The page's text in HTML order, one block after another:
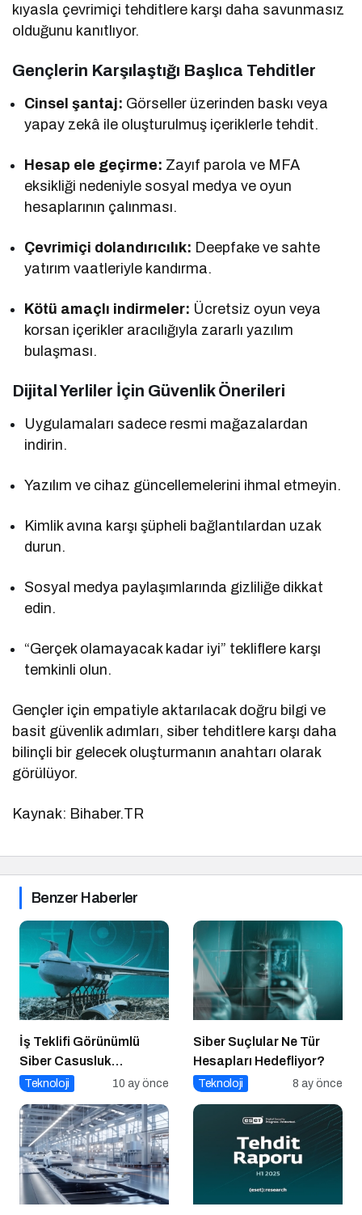
kıyasla çevrimiçi tehditlere karşı daha savunmasız
olduğunu kanıtlıyor.
Gençlerin Karşılaştığı Başlıca Tehditler
Cinsel şantaj: Görseller üzerinden baskı veya
yapay zekâ ile oluşturulmuş içeriklerle tehdit.
Hesap ele geçirme: Zayıf parola ve MFA
eksikliği nedeniyle sosyal medya ve oyun
hesaplarının çalınması.
Çevrimiçi dolandırıcılık: Deepfake ve sahte
yatırım vaatleriyle kandırma.
Kötü amaçlı indirmeler: Ücretsiz oyun veya
korsan içerikler aracılığıyla zararlı yazılım
bulaşması.
Dijital Yerliler İçin Güvenlik Önerileri
Uygulamaları sadece resmi mağazalardan
indirin.
Yazılım ve cihaz güncellemelerini ihmal etmeyin.
Kimlik avına karşı şüpheli bağlantılardan uzak
durun.
Sosyal medya paylaşımlarında gizliliğe dikkat
edin.
“Gerçek olamayacak kadar iyi” tekliflere karşı
temkinli olun.
Gençler için empatiyle aktarılacak doğru bilgi ve
basit güvenlik adımları, siber tehditlere karşı daha
bilinçli bir gelecek oluşturmanın anahtarı olarak
görülüyor.
Kaynak: Bihaber.TR
Benzer Haberler
İş Teklifi Görünümlü
Siber Casusluk
Operasyonu
Teknoloji 10 ay önce
Siber Suçlular Ne Tür
Hesapları Hedefliyor?
Teknoloji 8 ay önce